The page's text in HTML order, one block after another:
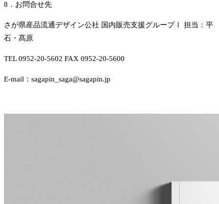
8．お問合せ先
さが県産品流通デザイン公社 国内販売支援グループⅠ 担当：平
石・髙原
TEL 0952-20-5602 FAX 0952-20-5600
E-mail：sagapin_saga@sagapin.jp